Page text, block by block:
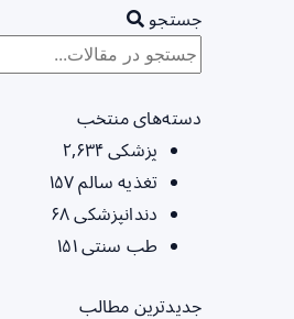
جستجو
دسته‌های منتخب
پزشکی۲,۶۳۴
تغذیه سالم۱۵۷
دندانپزشکی۶۸
طب سنتی۱۵۱
جدیدترین مطالب